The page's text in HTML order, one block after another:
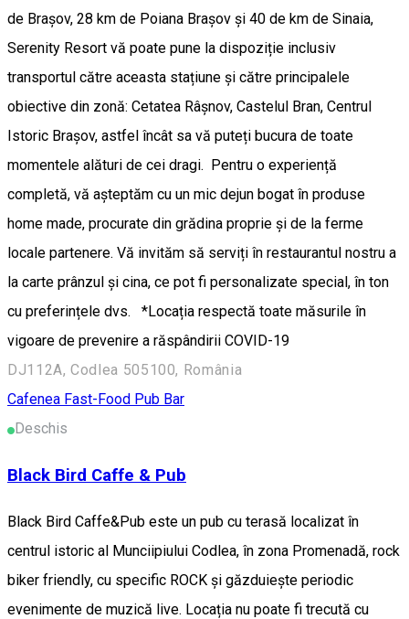
de Brașov, 28 km de Poiana Brașov și 40 de km de Sinaia,
Serenity Resort vă poate pune la dispoziție inclusiv
transportul către aceasta stațiune și către principalele
obiective din zonă: Cetatea Râșnov, Castelul Bran, Centrul
Istoric Brașov, astfel încât sa vă puteți bucura de toate
momentele alături de cei dragi. Pentru o experiență
completă, vă așteptăm cu un mic dejun bogat în produse
home made, procurate din grădina proprie și de la ferme
locale partenere. Vă invităm să serviți în restaurantul nostru a
la carte prânzul și cina, ce pot fi personalizate special, în ton
cu preferințele dvs. *Locația respectă toate măsurile în
vigoare de prevenire a răspândirii COVID-19
DJ112A, Codlea 505100, România
Cafenea Fast-Food Pub Bar
Deschis
Black Bird Caffe & Pub
Black Bird Caffe&Pub este un pub cu terasă localizat în
centrul istoric al Munciipiului Codlea, în zona Promenadă, rock
biker friendly, cu specific ROCK și găzduiește periodic
evenimente de muzică live. Locația nu poate fi trecută cu